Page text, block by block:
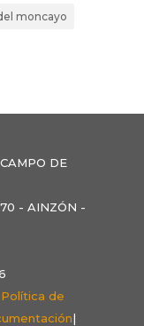
moncayo
DE
- AINZÓN -
Política de
|